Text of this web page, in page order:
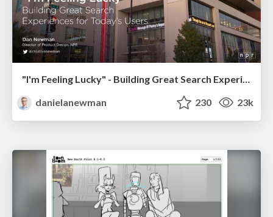
"I'm Feeling Lucky" - Building Great Search Experiences for Today's Users (#IAC19)
danielanewman
230 23k